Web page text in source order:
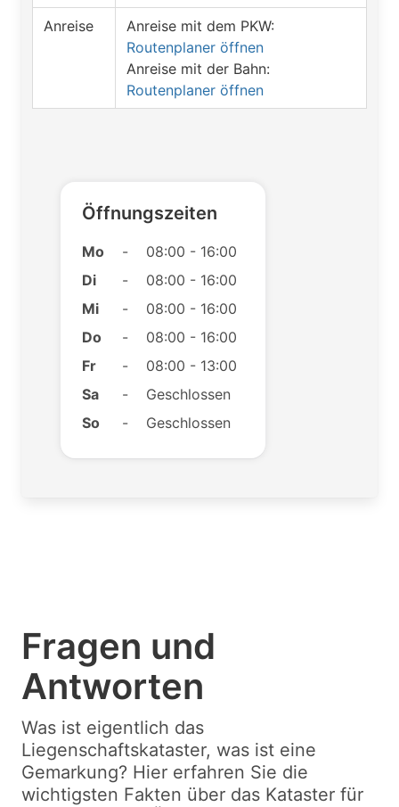
Anreise
Anreise mit dem PKW:
Routenplaner öffnen
Anreise mit der Bahn:
Routenplaner öffnen
Öffnungszeiten
Mo -
08:00 - 16:00
Di
-
08:00 - 16:00
Mi
-
08:00 - 16:00
Do
-
08:00 - 16:00
Fr
-
08:00 - 13:00
Sa
-
Geschlossen
So
- Geschlossen
Fragen und
Antworten
Was ist eigentlich das
Liegenschaftskataster, was ist eine
Gemarkung? Hier erfahren Sie die
wichtigsten Fakten über das Kataster für